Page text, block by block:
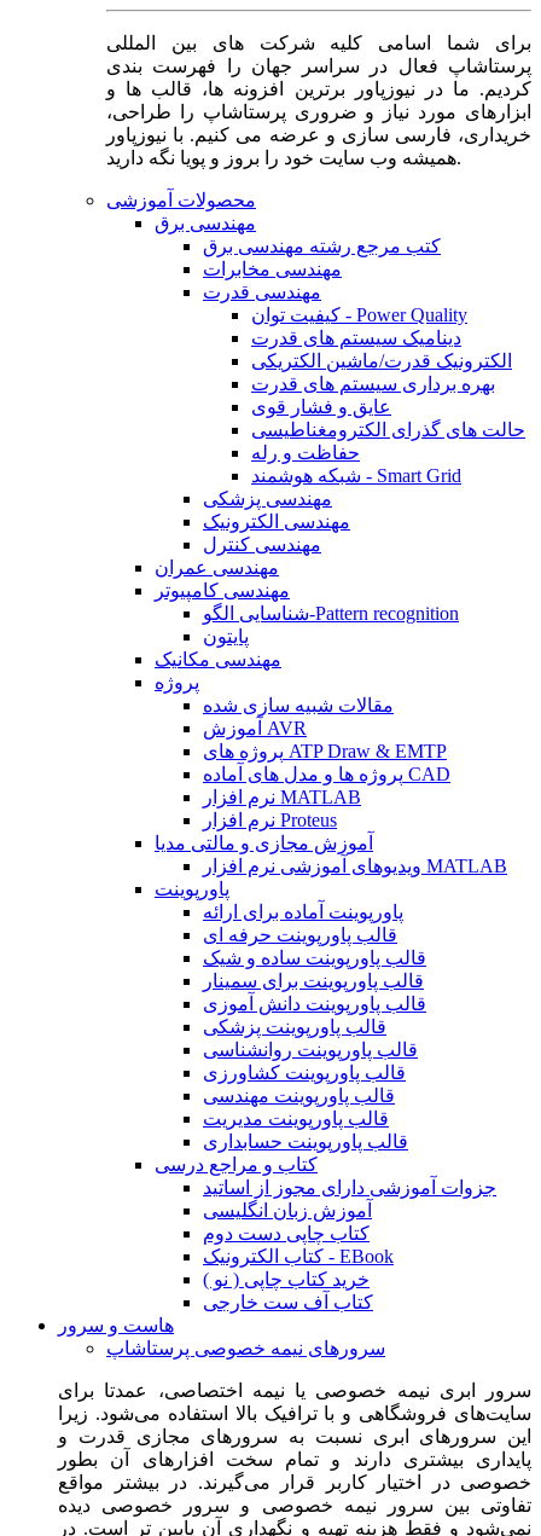
برای شما اسامی کلیه شرکت های بین المللی
پرستاشاپ فعال در سراسر جهان را فهرست بندی
کردیم. ما در نیوزپاور برترین افزونه ها، قالب ها و
ابزارهای مورد نیاز و ضروری پرستاشاپ را طراحی،
خریداری، فارسی سازی و عرضه می کنیم. با نیوزپاور
همیشه وب سایت خود را بروز و پویا نگه دارید.
محصولات آموزشی
مهندسی برق
کتب مرجع رشته مهندسی برق
مهندسی مخابرات
مهندسی قدرت
کیفیت توان - Power Quality
دینامیک سیستم های قدرت
الکترونیک قدرت/ماشین الکتریکی
بهره برداری سیستم های قدرت
عایق و فشار قوی
حالت های گذرای الکترومغناطیسی
حفاظت و رله
شبکه هوشمند - Smart Grid
مهندسی پزشکی
مهندسی الکترونیک
مهندسی کنترل
مهندسی عمران
مهندسی کامپیوتر
شناسایی الگو-Pattern recognition
پایتون
مهندسی مکانیک
پروژه
مقالات شبیه سازی شده
آموزش AVR
پروژه های ATP Draw & EMTP
پروژه ها و مدل های آماده CAD
نرم افزار MATLAB
نرم افزار Proteus
آموزش مجازی و مالتی مدیا
ویدیوهای آموزشی نرم افزار MATLAB
پاورپوینت
پاورپوینت آماده برای ارائه
قالب پاورپوینت حرفه ای
قالب پاورپوینت ساده و شیک
قالب پاورپوینت برای سمینار
قالب پاورپوینت دانش آموزی
قالب پاورپوینت پزشکی
قالب پاورپوینت روانشناسی
قالب پاورپوینت کشاورزی
قالب پاورپوینت مهندسی
قالب پاورپوینت مدیریت
قالب پاورپوینت حسابداری
کتاب و مراجع درسی
جزوات آموزشی دارای مجوز از اساتید
آموزش زبان انگلیسی
کتاب چاپی دست دوم
کتاب الکترونیک - EBook
خرید کتاب چاپی ( نو )
کتاب آف ست خارجی
هاست و سرور
سرورهای نیمه خصوصی پرستاشاپ
سرور ابری نیمه خصوصی یا نیمه اختصاصی، عمدتا برای
سایت‌های فروشگاهی و با ترافیک بالا استفاده می‌شود. زیرا
این سرورهای ابری نسبت به سرورهای مجازی قدرت و
پایداری بیشتری دارند و تمام سخت افزارهای آن بطور
خصوصی در اختیار کاربر قرار می‌گیرند. در بیشتر مواقع
تفاوتی بین سرور نیمه خصوصی و سرور خصوصی دیده
نمی‌شود و فقط هزینه تهیه و نگهداری آن پایین تر است. در